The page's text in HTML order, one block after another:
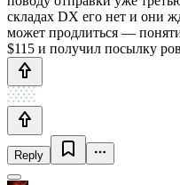
складах DX его нет и они
может продлиться —
$115 и получил посылку
Reply